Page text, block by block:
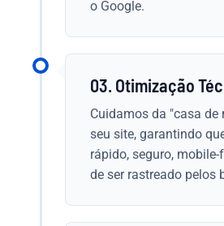
o Google.
03. Otimização
Cuidamos da "casa de
seu site, garantindo
rápido, seguro,
de ser rastreado pelos